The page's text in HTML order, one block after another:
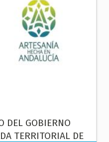
DEL GOBIERNO
TERRITORIAL DE